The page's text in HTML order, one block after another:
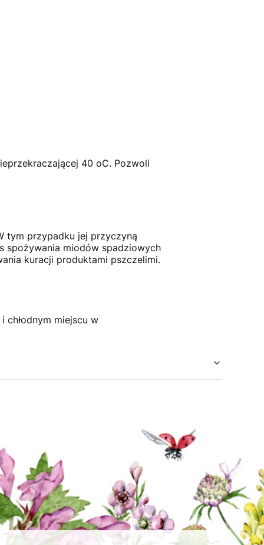
40 oC. Pozwoli
tym przypadku jej przyczyną
spożywania miodów spadziowych
kuracji produktami pszczelimi.
chłodnym miejscu w